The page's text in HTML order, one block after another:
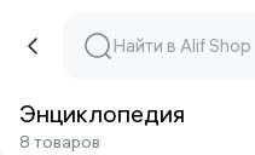
Энциклопедия
8 товаров